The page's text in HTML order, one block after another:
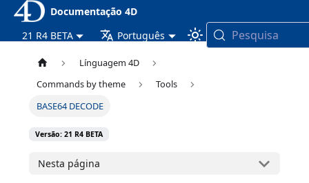
Documentação 4D
21 R4 BETA
Português Pesquisa
Línguagem 4D
Commands by theme
Tools
BASE64 DECODE
Versão: 21 R4 BETA
Nesta página